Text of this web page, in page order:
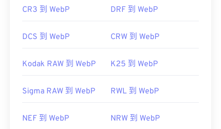
CR3 到 WebP DRF 到 WebP
DCS 到 WebP CRW 到 WebP
Kodak RAW 到 WebP K25 到 WebP
Sigma RAW 到 WebP RWL 到 WebP
NEF 到 WebP NRW 到 WebP